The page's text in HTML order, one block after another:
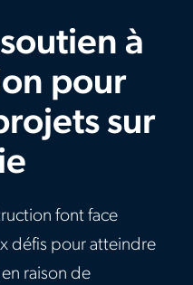
à
pour
sur
font face
défis pour atteindre
raison de